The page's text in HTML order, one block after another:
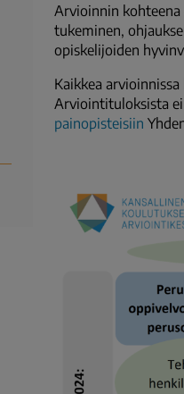
Arvioinnin
tukeminen,
opiskelijoiden
Kaikkea
Arviointituloksista
painopisteisiin